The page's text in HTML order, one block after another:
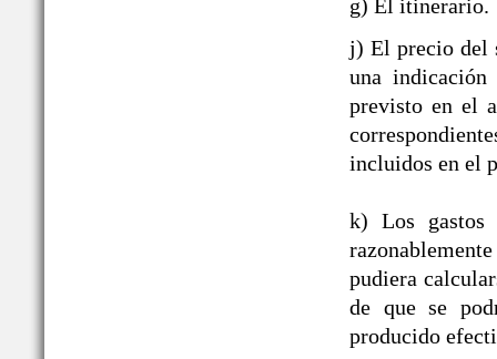
g) El itinerario.
j) El precio del
una
previsto en el
incluidos en el
k) Los gastos
pudiera
de que se
producido